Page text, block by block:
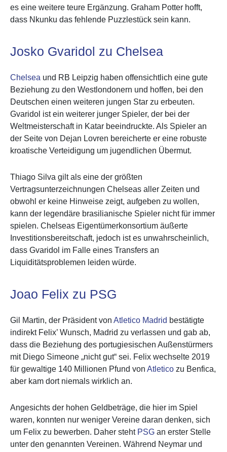
es eine weitere teure Ergänzung. Graham Potter hofft,
dass Nkunku das fehlende Puzzlestück sein kann.
Josko Gvaridol zu Chelsea
Chelsea und RB Leipzig haben offensichtlich eine gute
Beziehung zu den Westlondonern und hoffen, bei den
Deutschen einen weiteren jungen Star zu erbeuten.
Gvaridol ist ein weiterer junger Spieler, der bei der
Weltmeisterschaft in Katar beeindruckte. Als Spieler an
der Seite von Dejan Lovren bereicherte er eine robuste
kroatische Verteidigung um jugendlichen Übermut.
Thiago Silva gilt als eine der größten
Vertragsunterzeichnungen Chelseas aller Zeiten und
obwohl er keine Hinweise zeigt, aufgeben zu wollen,
kann der legendäre brasilianische Spieler nicht für immer
spielen. Chelseas Eigentümerkonsortium äußerte
Investitionsbereitschaft, jedoch ist es unwahrscheinlich,
dass Gvaridol im Falle eines Transfers an
Liquiditätsproblemen leiden würde.
Joao Felix zu PSG
Gil Martin, der Präsident von Atletico Madrid bestätigte
indirekt Felix’ Wunsch, Madrid zu verlassen und gab ab,
dass die Beziehung des portugiesischen Außenstürmers
mit Diego Simeone „nicht gut“ sei. Felix wechselte 2019
für gewaltige 140 Millionen Pfund von Atletico zu Benfica,
aber kam dort niemals wirklich an.
Angesichts der hohen Geldbeträge, die hier im Spiel
waren, konnten nur weniger Vereine daran denken, sich
um Felix zu bewerben. Daher steht PSG an erster Stelle
unter den genannten Vereinen. Während Neymar und